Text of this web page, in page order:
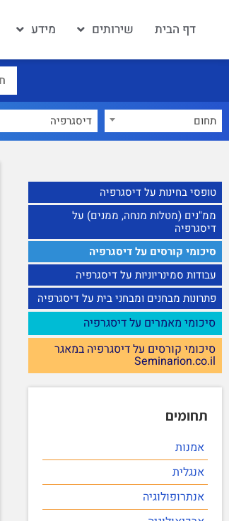
דף הבית שירותים מידע
תחום דיסגרפיה
טופסי בחינות על דיסגרפיה
ממ"נים (מטלות מנחה, ממנים) על
דיסגרפיה
סיכומי קורסים על דיסגרפיה
עבודות סמינריוניות על דיסגרפיה
פתרונות מבחנים ומבחני בית על דיסגרפיה
סיכומי מאמרים על דיסגרפיה
סיכומי קורסים על דיסגרפיה במאגר
Seminarion.co.il
תחומים
אמנות
אנגלית
אנתרופולוגיה